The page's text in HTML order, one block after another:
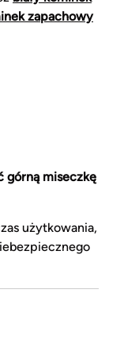
zapachowy
górną miseczkę
użytkowania,